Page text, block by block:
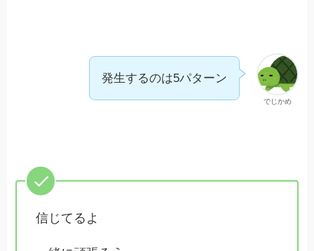
でじかめ
発生するのは5パターン
信じてるよ